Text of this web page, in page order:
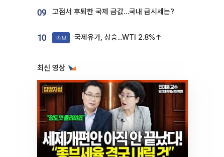
09 고점서 후퇴한 국제 금값…국내 금시세는?
10 속보 국제유가, 상승...WTI 2.8%↑
최신 영상